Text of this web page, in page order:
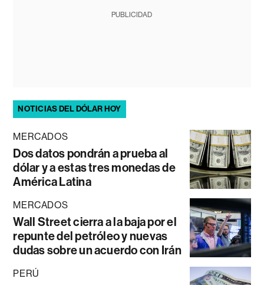
PUBLICIDAD
NOTICIAS DEL DÓLAR HOY
MERCADOS
Dos datos pondrán a prueba al
dólar y a estas tres monedas de
América Latina
MERCADOS
Wall Street cierra a la baja por el
repunte del petróleo y nuevas
dudas sobre un acuerdo con Irán
PERÚ